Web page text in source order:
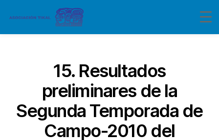
15. Resultados
preliminares de la
Segunda Temporada de
Campo-2010 del